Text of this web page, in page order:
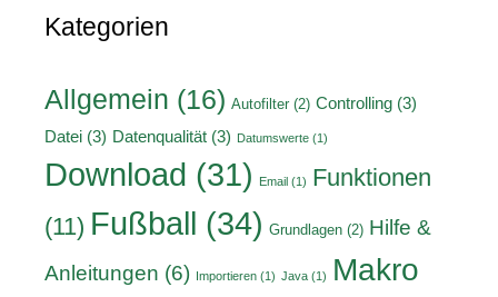
Kategorien
Allgemein (16) Autofilter (2) Controlling (3)
Datei (3) Datenqualität (3) Datumswerte (1)
Download (31) Email (1) Funktionen
(11) Fußball (34) Grundlagen (2) Hilfe &
Anleitungen (6) Importieren (1) Java (1)
Makro